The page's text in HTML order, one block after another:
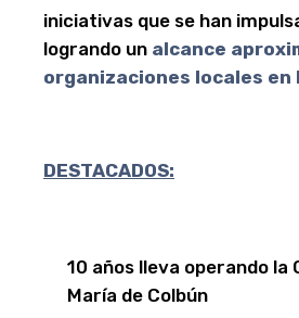
iniciativas que se han
logrando un alcance
organizaciones locales en
DESTACADOS:
10 años lleva operando la
María de Colbún